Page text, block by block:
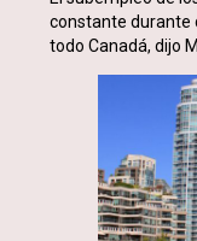
constante durante
todo Canadá, dijo